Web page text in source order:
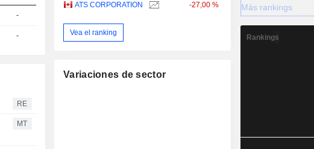
-
-
RE
MT
ATS CORPORATION -27,00 %
Vea el ranking
Variaciones de sector
Más rankings
Rankings